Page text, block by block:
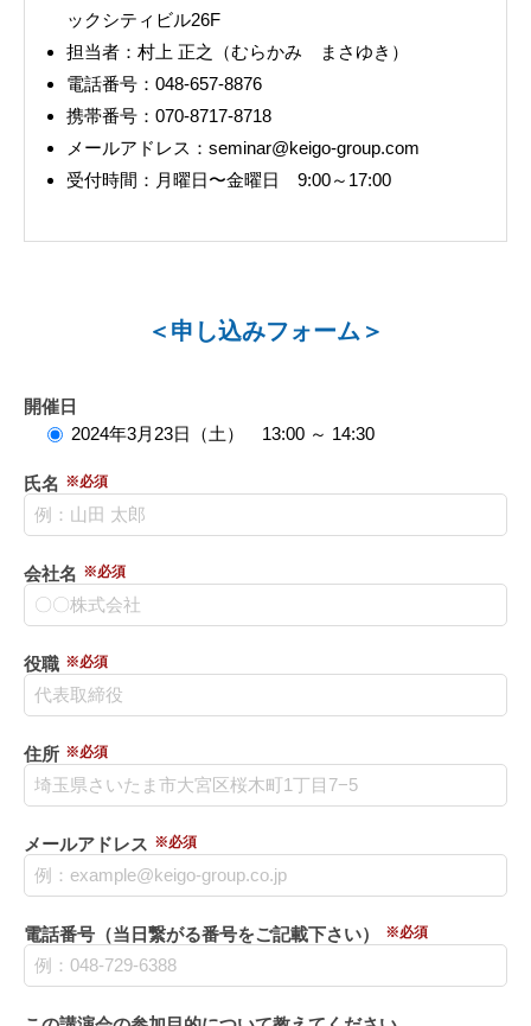
ックシティビル26F
担当者：村上 正之（むらかみ まさゆき）
電話番号：048-657-8876
携帯番号：070-8717-8718
メールアドレス：seminar@keigo-group.com
受付時間：月曜日〜金曜日 9:00～17:00
＜申し込みフォーム＞
開催日
2024年3月23日（土） 13:00 ～ 14:30
氏名 ※必須
会社名 ※必須
役職 ※必須
住所 ※必須
メールアドレス ※必須
電話番号（当日繋がる番号をご記載下さい） ※必須